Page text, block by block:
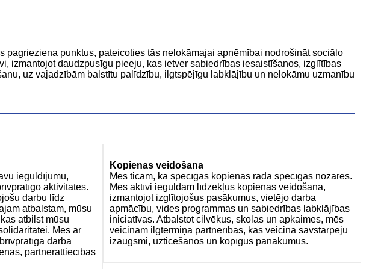
punktus, pateicoties tās nelokāmajai apņēmībai nodrošināt sociālo
izmantojot daudzpusīgu pieeju, kas ietver sabiedrības iesaistīšanos, izglītības
uz vajadzībām balstītu palīdzību, ilgtspējīgu labklājību un nelokāmu uzmanību
ieguldījumu,
aktivitātēs.
darbu līdz
atbalstam, mūsu
atbilst mūsu
Mēs ar
darba
partnerattiecības
Kopienas veidošana
Mēs ticam, ka spēcīgas kopienas rada spēcīgas nozares.
Mēs aktīvi ieguldām līdzekļus kopienas veidošanā,
izmantojot izglītojošus pasākumus, vietējo darba
apmācību, vides programmas un sabiedrības labklājības
iniciatīvas. Atbalstot cilvēkus, skolas un apkaimes, mēs
veicinām ilgtermiņa partnerības, kas veicina savstarpēju
izaugsmi, uzticēšanos un kopīgus panākumus.